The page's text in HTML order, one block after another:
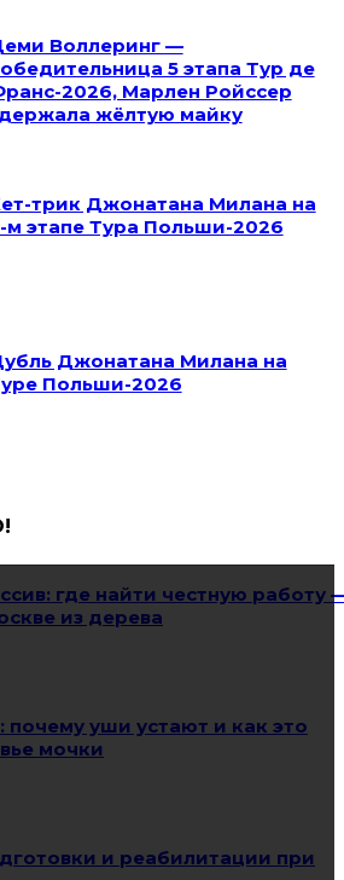
Воллеринг —
5 этапа Тур де
2026, Марлен Ройссер
жёлтую майку
трик Джонатана Милана на
м этапе Тура Польши-2026
Джонатана Милана на
Польши-2026
где найти честную работу
из дерева
почему уши устают и как это
мочки
и реабилитации при